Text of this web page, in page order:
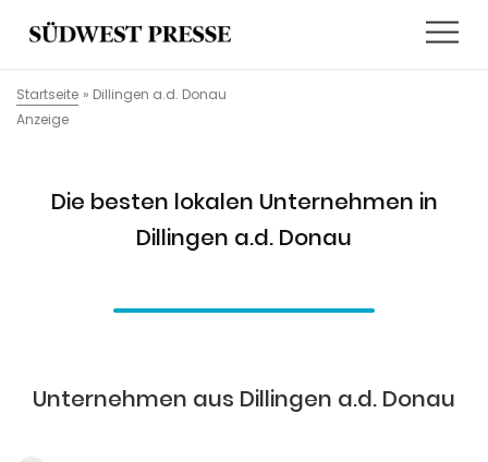
Startseite » Dillingen a.d. Donau
Anzeige
Die besten lokalen Unternehmen in
Dillingen a.d. Donau
Unternehmen aus Dillingen a.d. Donau